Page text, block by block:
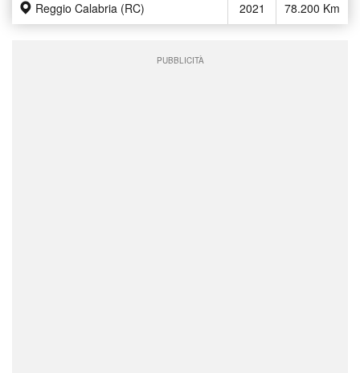
Reggio Calabria (RC) 2021 78.200 Km
PUBBLICITÀ